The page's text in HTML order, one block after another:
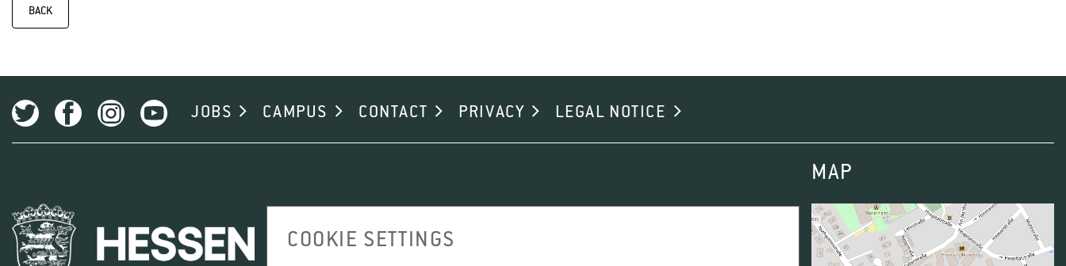
BACK
JOBS CAMPUS CONTACT PRIVACY LEGAL NOTICE
MAP
COOKIE SETTINGS